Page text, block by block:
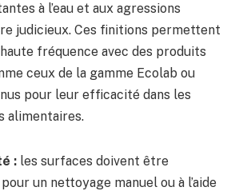
à l’eau et aux agressions
judicieux. Ces finitions permettent
fréquence avec des produits
ceux de la gamme Ecolab ou
pour leur efficacité dans les
alimentaires.
: les surfaces doivent être
un nettoyage manuel ou à l’aide